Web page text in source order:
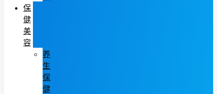
保
健
美
容
养
生
保
健